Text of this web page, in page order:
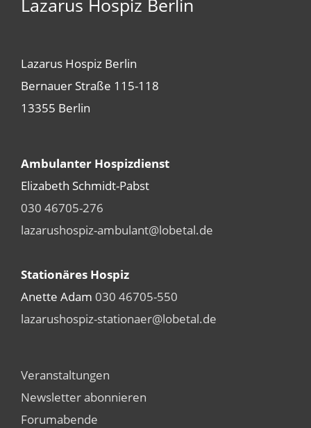
Lazarus Hospiz Berlin
Lazarus Hospiz Berlin
Bernauer Straße 115-118
13355 Berlin
Ambulanter Hospizdienst
Elizabeth Schmidt-Pabst
030 46705-276
lazarushospiz-ambulant@lobetal.de
Stationäres Hospiz
Anette Adam 030 46705-550
lazarushospiz-stationaer@lobetal.de
Veranstaltungen
Newsletter abonnieren
Forumabende